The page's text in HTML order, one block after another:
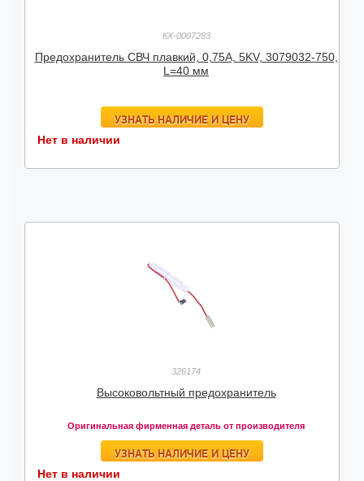
КХ-0007283
Предохранитель СВЧ плавкий, 0,75А, 5KV, 3079032-750,
L=40 мм
УЗНАТЬ НАЛИЧИЕ И ЦЕНУ
Нет в наличии
326174
Высоковольтный предохранитель
Оригинальная фирменная деталь от производителя
УЗНАТЬ НАЛИЧИЕ И ЦЕНУ
Нет в наличии